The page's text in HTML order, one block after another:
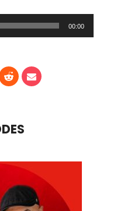
00:00